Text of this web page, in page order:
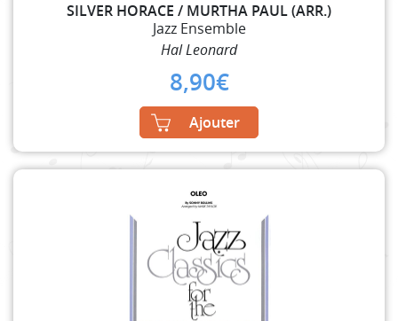
SILVER HORACE / MURTHA PAUL (ARR.)
Jazz Ensemble
Hal Leonard
8,90€
Ajouter